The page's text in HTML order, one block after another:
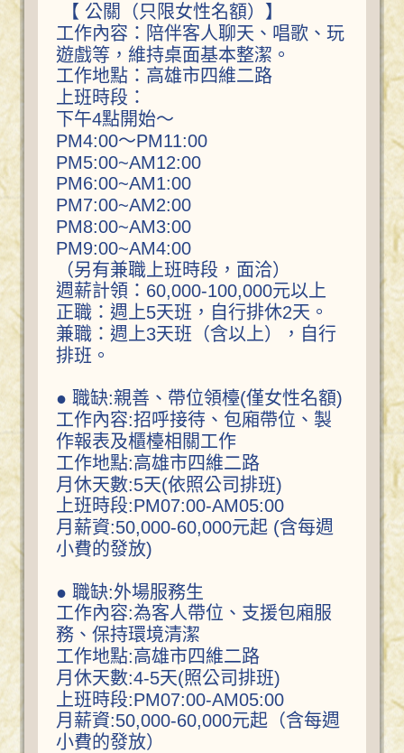
【 公關（只限女性名額）】
工作內容：陪伴客人聊天、唱歌、玩
遊戲等，維持桌面基本整潔。
工作地點：高雄市四維二路
上班時段：
下午4點開始～
PM4:00～PM11:00
PM5:00~AM12:00
PM6:00~AM1:00
PM7:00~AM2:00
PM8:00~AM3:00
PM9:00~AM4:00
（另有兼職上班時段，面洽）
週薪計領：60,000-100,000元以上
正職：週上5天班，自行排休2天。
兼職：週上3天班（含以上），自行
排班。
● 職缺:親善、帶位領檯(僅女性名額)
工作內容:招呼接待、包廂帶位、製
作報表及櫃檯相關工作
工作地點:高雄市四維二路
月休天數:5天(依照公司排班)
上班時段:PM07:00-AM05:00
月薪資:50,000-60,000元起 (含每週
小費的發放)
● 職缺:外場服務生
工作內容:為客人帶位、支援包廂服
務、保持環境清潔
工作地點:高雄市四維二路
月休天數:4-5天(照公司排班)
上班時段:PM07:00-AM05:00
月薪資:50,000-60,000元起（含每週
小費的發放）